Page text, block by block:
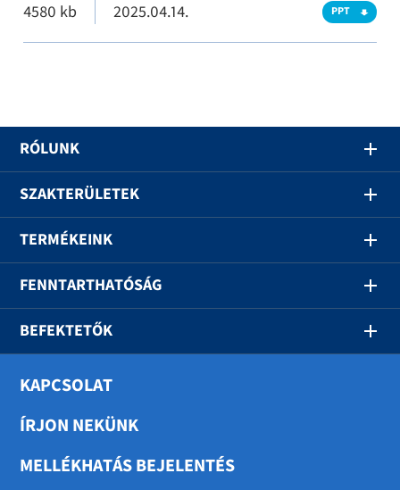
4580 kb 2025.04.14. PPT
RÓLUNK
SZAKTERÜLETEK
TERMÉKEINK
FENNTARTHATÓSÁG
BEFEKTETŐK
KAPCSOLAT
ÍRJON NEKÜNK
MELLÉKHATÁS BEJELENTÉS